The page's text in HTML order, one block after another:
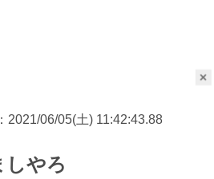
×
：2021/06/05(土) 11:42:43.88
しやろ